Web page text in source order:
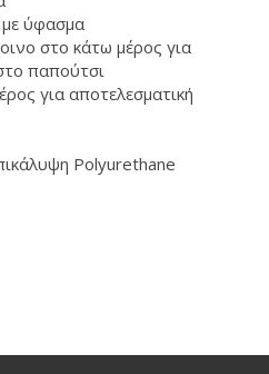
ύφασμα
στο κάτω μέρος για
παπούτσι
για αποτελεσματική
Polyurethane